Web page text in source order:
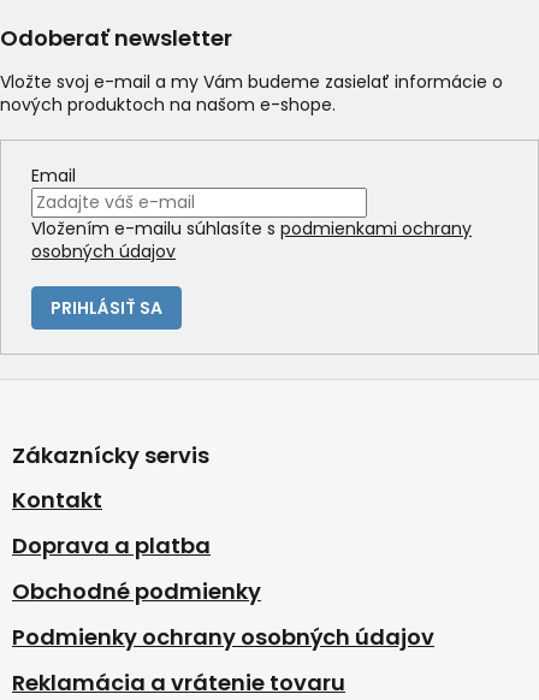
i
e
p
r
k
y
v
u
Odoberať newsletter
Vložte svoj e-mail a my Vám budeme zasielať informácie o
nových produktoch na našom e-shope.
Email
Vložením e-mailu súhlasíte s podmienkami ochrany
osobných údajov
PRIHLÁSIŤ SA
p
ä
e
Zákaznícky servis
Kontakt
Doprava a platba
Obchodné podmienky
Podmienky ochrany osobných údajov
Reklamácia a vrátenie tovaru